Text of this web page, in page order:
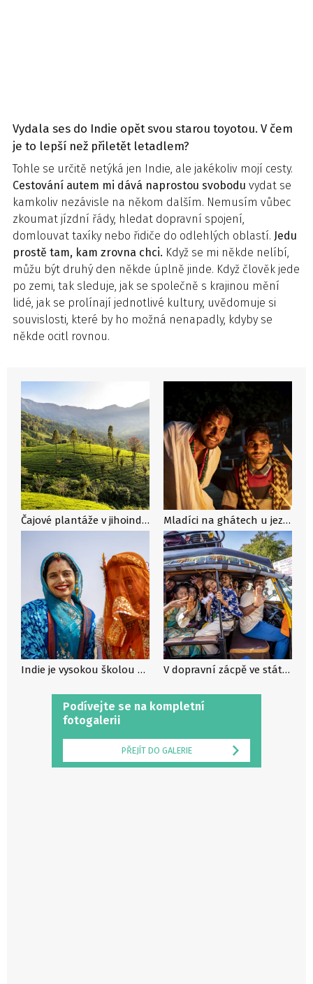
Vydala ses do Indie opět svou starou toyotou. V čem
je to lepší než přiletět letadlem?
Tohle se určitě netýká jen Indie, ale jakékoliv mojí cesty.
Cestování autem mi dává naprostou svobodu vydat se
kamkoliv nezávisle na někom dalším. Nemusím vůbec
zkoumat jízdní řády, hledat dopravní spojení,
domlouvat taxíky nebo řidiče do odlehlých oblastí. Jedu
prostě tam, kam zrovna chci. Když se mi někde nelíbí,
můžu být druhý den někde úplně jinde. Když člověk jede
po zemi, tak sleduje, jak se společně s krajinou mění
lidé, jak se prolínají jednotlivé kultury, uvědomuje si
souvislosti, které by ho možná nenapadly, kdyby se
někde ocitl rovnou.
Podívejte se na kompletní
fotogalerii
PŘEJÍT DO GALERIE
Čajové plantáže v jihoindickém státě Kérala Mladíci na ghátech u jezera Puškar v Rádžásthánu
Indie je vysokou školou cestování, říká Jolana Sedláčková V dopravní zácpě ve státě Karnátaka na jihozápadě indie